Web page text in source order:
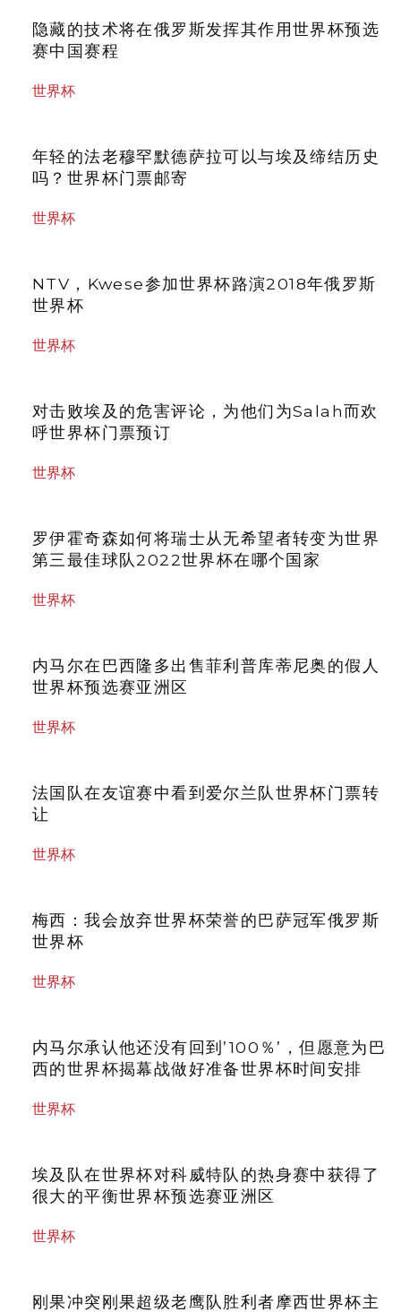
隐藏的技术将在俄罗斯发挥其作用世界杯预选
赛中国赛程
世界杯
年轻的法老穆罕默德萨拉可以与埃及缔结历史
吗？世界杯门票邮寄
世界杯
NTV，Kwese参加世界杯路演2018年俄罗斯
世界杯
世界杯
对击败埃及的危害评论，为他们为Salah而欢
呼世界杯门票预订
世界杯
罗伊霍奇森如何将瑞士从无希望者转变为世界
第三最佳球队2022世界杯在哪个国家
世界杯
内马尔在巴西隆多出售菲利普库蒂尼奥的假人
世界杯预选赛亚洲区
世界杯
法国队在友谊赛中看到爱尔兰队世界杯门票转
让
世界杯
梅西：我会放弃世界杯荣誉的巴萨冠军俄罗斯
世界杯
世界杯
内马尔承认他还没有回到’100％’，但愿意为巴
西的世界杯揭幕战做好准备世界杯时间安排
世界杯
埃及队在世界杯对科威特队的热身赛中获得了
很大的平衡世界杯预选赛亚洲区
世界杯
刚果冲突刚果超级老鹰队胜利者摩西世界杯主